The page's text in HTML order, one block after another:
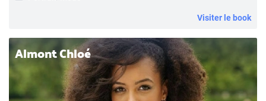
Visiter le book
Almont Chloé